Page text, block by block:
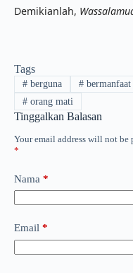
Demikianlah,
Tags
#berguna #bermanfaat
#orang mati
Tinggalkan Balasan
Your email address will not be
*
Nama *
Email *